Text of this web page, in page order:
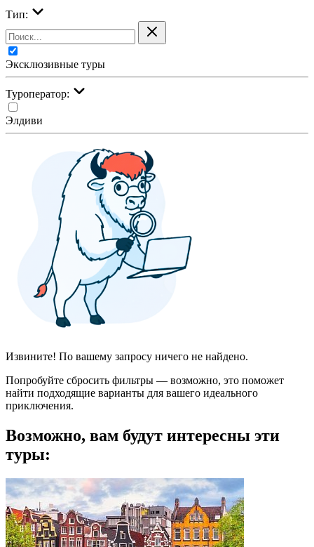
Тип:
Эксклюзивные туры
Туроператор:
Элдиви
Извините! По вашему запросу ничего не найдено.
Попробуйте сбросить фильтры — возможно, это поможет
найти подходящие варианты для вашего идеального
приключения.
Возможно, вам будут интересны эти
туры: